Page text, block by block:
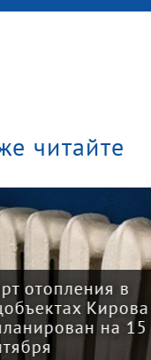
читайте
отопления в
Кирова
на 15